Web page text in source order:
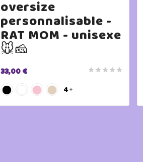
oversize
personnalisable -
RAT MOM - unisexe
🐭🧀
    
33,00 €
4 